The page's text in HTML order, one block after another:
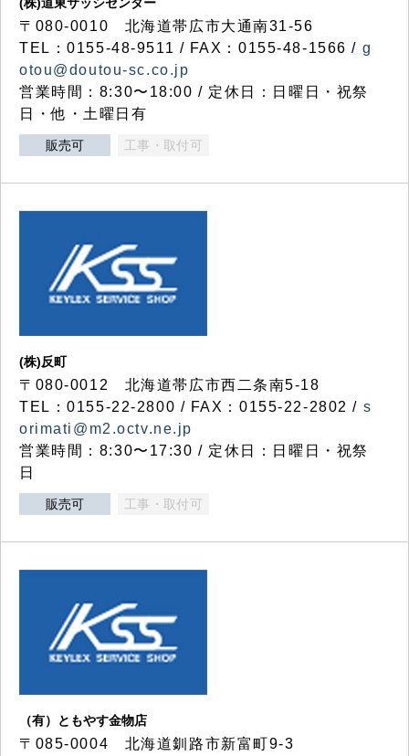
〒080-0010 北海道帯広市大通南31-56
TEL：0155-48-9511 / FAX：0155-48-1566 / g
otou@doutou-sc.co.jp
営業時間：8:30〜18:00 / 定休日：日曜日・祝祭
日・他・土曜日有
販売可 工事・取付可
(株)反町
〒080-0012 北海道帯広市西二条南5-18
TEL：0155-22-2800 / FAX：0155-22-2802 / s
orimati@m2.octv.ne.jp
営業時間：8:30〜17:30 / 定休日：日曜日・祝祭
日
販売可 工事・取付可
（有）ともやす金物店
〒085-0004 北海道釧路市新富町9-3